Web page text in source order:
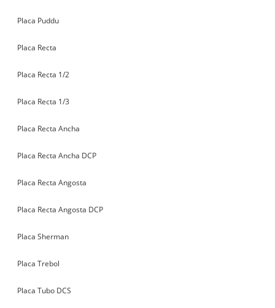
Placa Puddu
Placa Recta
Placa Recta 1/2
Placa Recta 1/3
Placa Recta Ancha
Placa Recta Ancha DCP
Placa Recta Angosta
Placa Recta Angosta DCP
Placa Sherman
Placa Trebol
Placa Tubo DCS